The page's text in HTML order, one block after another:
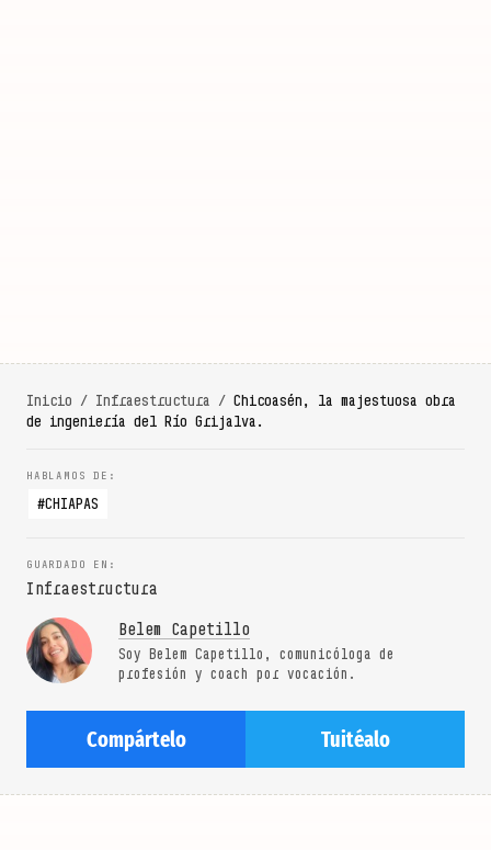
Inicio / Infraestructura / Chicoasén, la majestuosa obra
de ingeniería del Río Grijalva.
CHIAPAS
Infraestructura
Belem Capetillo
Soy Belem Capetillo, comunicóloga de
profesión y coach por vocación.
Compártelo Tuitéalo